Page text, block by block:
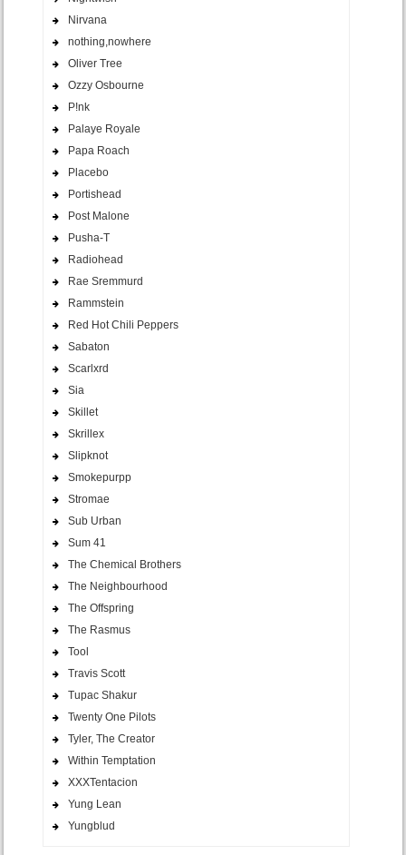
Nirvana
nothing,nowhere
Oliver Tree
Ozzy Osbourne
P!nk
Palaye Royale
Papa Roach
Placebo
Portishead
Post Malone
Pusha-T
Radiohead
Rae Sremmurd
Rammstein
Red Hot Chili Peppers
Sabaton
Scarlxrd
Sia
Skillet
Skrillex
Slipknot
Smokepurpp
Stromae
Sub Urban
Sum 41
The Chemical Brothers
The Neighbourhood
The Offspring
The Rasmus
Tool
Travis Scott
Tupac Shakur
Twenty One Pilots
Tyler, The Creator
Within Temptation
XXXTentacion
Yung Lean
Yungblud